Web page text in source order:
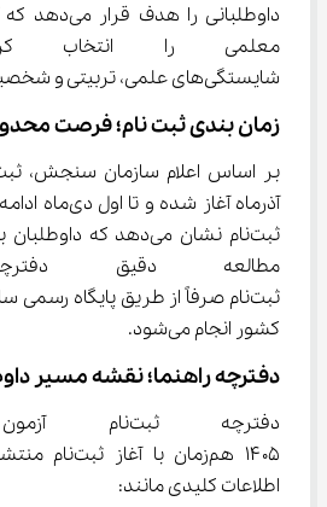
داوطلبانی را
شایستگی‌های علمی، تربیتی و شخصیتی خاص است.
زمان ‌بندی ثبت‌ نام؛ فرصت محدود اما تعیین ‌کننده
آذرماه آغاز شده
ثبت‌نام نشان می‌دهد که
مطالعه دقیق
ثبت‌نام صرفاً از طریق پایگاه
کشور انجام می‌شود.
دفترچه راهنما؛ نقشه مسیر
دفترچه
اطلاعات کلیدی مانند: